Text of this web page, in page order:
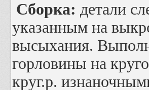
Сборка: детали
указанным на
высыхания.
горловины на
круг.р.